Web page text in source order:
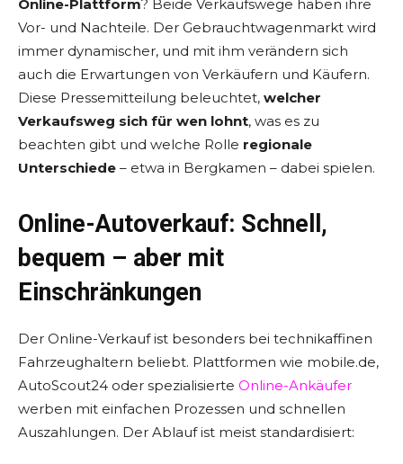
Online-Plattform? Beide Verkaufswege haben ihre
Vor- und Nachteile. Der Gebrauchtwagenmarkt wird
immer dynamischer, und mit ihm verändern sich
auch die Erwartungen von Verkäufern und Käufern.
Diese Pressemitteilung beleuchtet, welcher
Verkaufsweg sich für wen lohnt, was es zu
beachten gibt und welche Rolle regionale
Unterschiede – etwa in Bergkamen – dabei spielen.
Online-Autoverkauf: Schnell,
bequem – aber mit
Einschränkungen
Der Online-Verkauf ist besonders bei technikaffinen
Fahrzeughaltern beliebt. Plattformen wie mobile.de,
AutoScout24 oder spezialisierte Online-Ankäufer
werben mit einfachen Prozessen und schnellen
Auszahlungen. Der Ablauf ist meist standardisiert: